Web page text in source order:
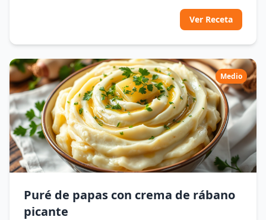
Ver Receta
Medio
Puré de papas con crema de rábano
picante